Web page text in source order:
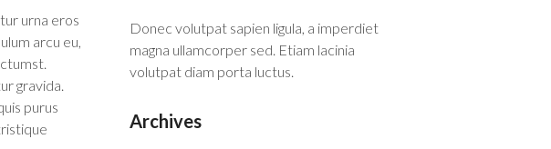
urna eros
arcu eu,
gravida.
purus
Donec volutpat sapien ligula, a imperdiet
magna ullamcorper sed. Etiam lacinia
volutpat diam porta luctus.
Archives